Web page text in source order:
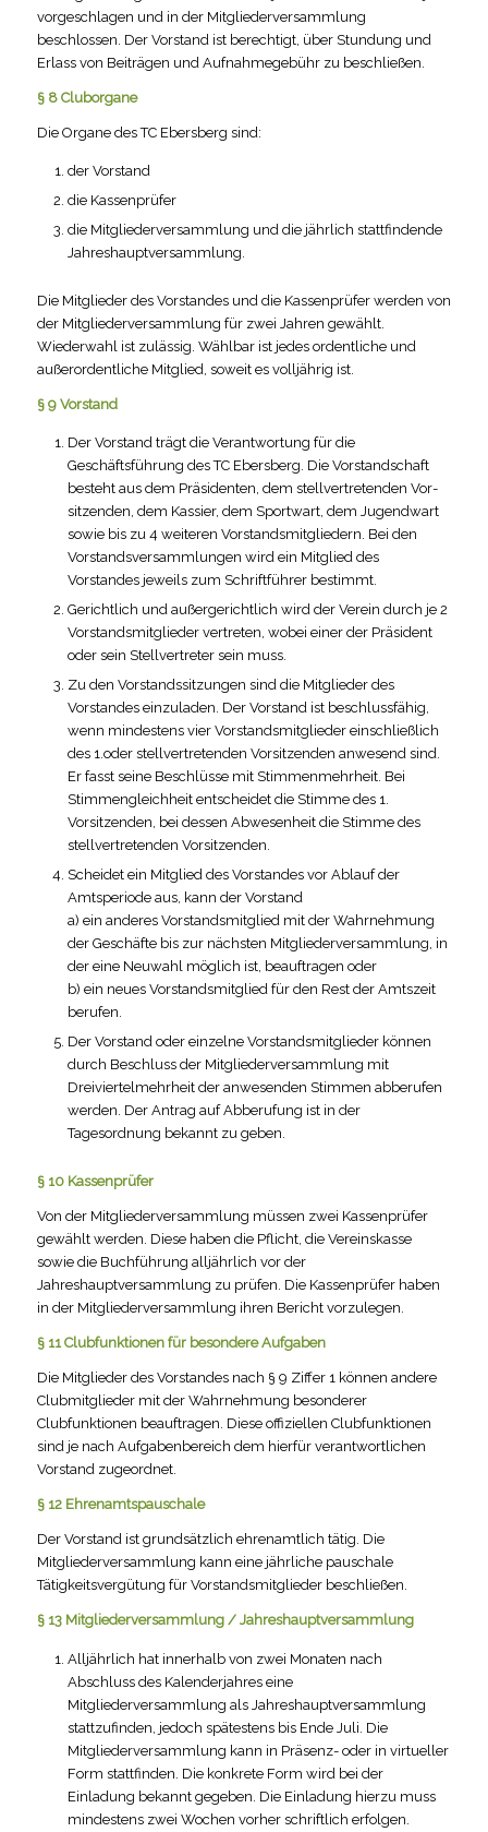
vorgeschlagen und in der Mitgliederversammlung
beschlossen. Der Vorstand ist berechtigt, über Stundung und
Erlass von Beiträgen und Aufnahmegebühr zu beschließen.
§ 8 Cluborgane
Die Organe des TC Ebersberg sind:
der Vorstand
die Kassenprüfer
die Mitgliederversammlung und die jährlich stattfindende
Jahreshauptversammlung.
Die Mitglieder des Vorstandes und die Kassenprüfer werden von
der Mitgliederversammlung für zwei Jahren gewählt.
Wiederwahl ist zulässig. Wählbar ist jedes ordentliche und
außerordentliche Mitglied, soweit es volljährig ist.
§ 9 Vorstand
Der Vorstand trägt die Verantwortung für die
Geschäftsführung des TC Ebersberg. Die Vorstandschaft
besteht aus dem Präsidenten, dem stellvertretenden Vor­
sitzenden, dem Kassier, dem Sportwart, dem Jugendwart
sowie bis zu 4 weiteren Vorstandsmitgliedern. Bei den
Vorstandsversammlungen wird ein Mitglied des
Vorstandes jeweils zum Schriftführer bestimmt.
Gerichtlich und außergerichtlich wird der Verein durch je 2
Vorstandsmitglieder vertreten, wobei einer der Präsident
oder sein Stellvertreter sein muss.
Zu den Vorstandssitzungen sind die Mitglieder des
Vorstandes einzuladen. Der ­Vorstand ist beschlussfähig,
wenn mindestens vier Vorstandsmitglieder einschließlich
des 1.oder stellvertretenden Vorsitzenden anwesend sind.
Er fasst seine Beschlüsse mit Stimmenmehrheit. Bei
Stimmengleichheit entscheidet die Stimme des 1.
Vorsitzenden, bei dessen Abwesenheit die Stimme des
stellvertretenden Vorsitzenden.
Scheidet ein Mitglied des Vorstandes vor Ablauf der
Amtsperiode aus, kann der Vorstand
a) ein anderes Vorstandsmitglied mit der Wahrnehmung
der Geschäfte bis zur nächsten Mitgliederversammlung, in
der eine Neuwahl möglich ist, beauftragen oder
b) ein neues Vorstandsmitglied für den Rest der Amtszeit
berufen.
Der Vorstand oder einzelne Vorstandsmitglieder können
durch Beschluss der Mitgliederversammlung mit
Dreiviertelmehrheit der anwesenden Stimmen abberufen
werden. Der Antrag auf Abberufung ist in der
Tagesordnung bekannt zu geben.
§ 10 Kassenprüfer
Von der Mitgliederversammlung müssen zwei Kassenprüfer
gewählt werden. Diese haben die Pflicht, die Vereinskasse
sowie die Buchführung alljährlich vor der
Jahreshauptversammlung zu prüfen. Die Kassenprüfer haben
in der Mitgliederversammlung ihren Bericht vorzulegen.
§ 11 Clubfunktionen für besondere Aufgaben
Die Mitglieder des Vorstandes nach § 9 Ziffer 1 können andere
Clubmitglieder mit der Wahrnehmung besonderer
Clubfunktionen beauftragen. Diese offiziellen Clubfunktionen
sind je nach Aufgabenbereich dem hierfür verantwortlichen
Vorstand zugeordnet.
§ 12 Ehrenamtspauschale
Der Vorstand ist grundsätzlich ehrenamtlich tätig. Die
Mitgliederversammlung kann eine jährliche pauschale
Tätigkeitsvergütung für Vorstandsmitglieder beschließen.
§ 13 Mitgliederversammlung / Jahreshauptversammlung
Alljährlich hat innerhalb von zwei Monaten nach
Abschluss des Kalenderjahres eine
Mitgliederversammlung als Jahreshauptversammlung
stattzufinden, jedoch spätestens bis Ende Juli. Die
Mitgliederversammlung kann in Präsenz- oder in virtueller
Form stattfinden. Die konkrete Form wird bei der
Einladung bekannt gegeben. Die Einladung hierzu muss
mindestens zwei Wochen vorher schriftlich erfolgen.